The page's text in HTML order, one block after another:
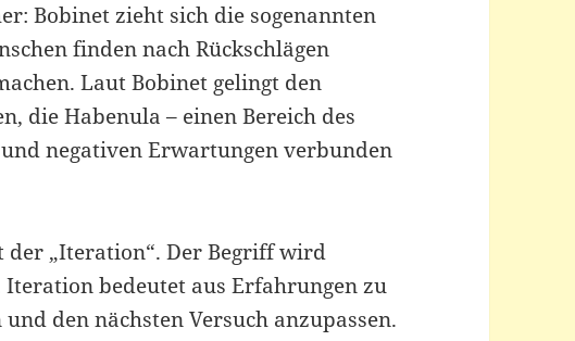
Bobinet zieht sich die sogenannten
finden nach Rückschlägen
Laut Bobinet gelingt den
die Habenula – einen Bereich des
negativen Erwartungen verbunden
der „Iteration“. Der Begriff wird
bedeutet aus Erfahrungen zu
den nächsten Versuch anzupassen.